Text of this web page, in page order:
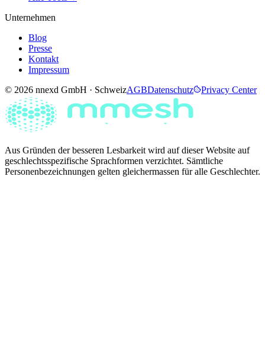
Unternehmen
Blog
Presse
Kontakt
Impressum
© 2026 nnexd GmbH · SchweizAGBDatenschutz Privacy Center
Aus Gründen der besseren Lesbarkeit wird auf dieser Website auf
geschlechtsspezifische Sprachformen verzichtet. Sämtliche
Personenbezeichnungen gelten gleichermassen für alle Geschlechter.